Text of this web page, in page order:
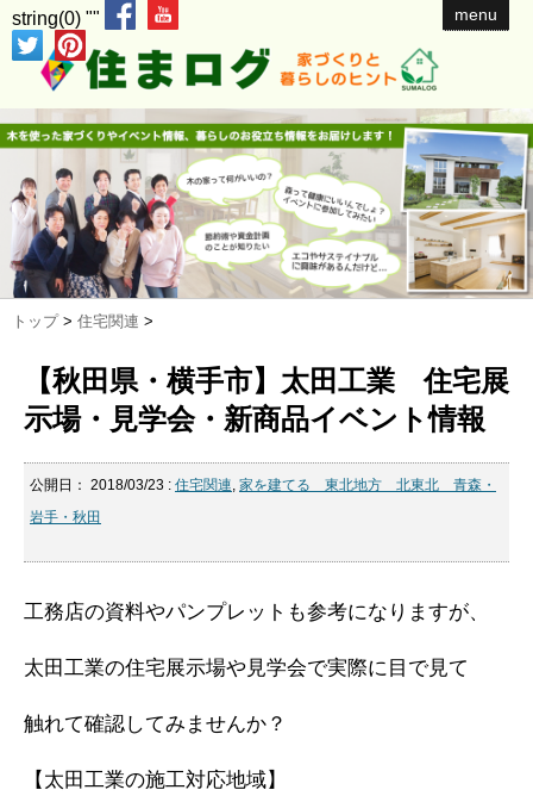
string(0) "" menu
トップ > 住宅関連 >
【秋田県・横手市】太田工業 住宅展
示場・見学会・新商品イベント情報
公開日： 2018/03/23 : 住宅関連, 家を建てる 東北地方 北東北 青森・
岩手・秋田
工務店の資料やパンプレットも参考になりますが、
太田工業の住宅展示場や見学会で実際に目で見て
触れて確認してみませんか？
【太田工業の施工対応地域】